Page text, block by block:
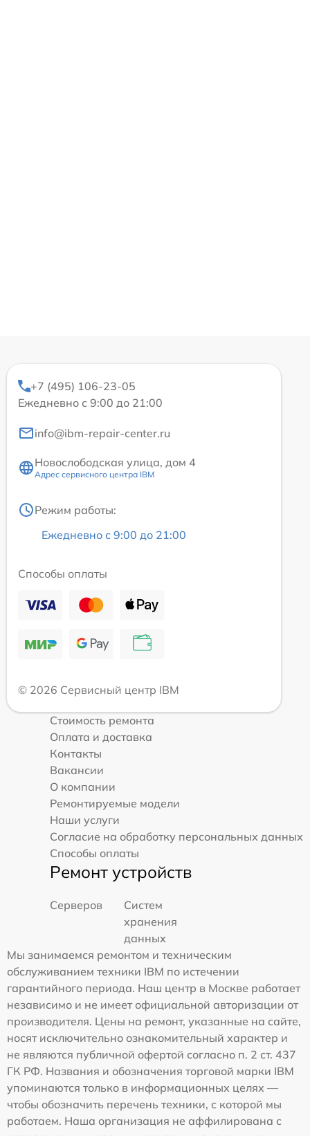
+7 (495) 106-23-05
Ежедневно с 9:00 до 21:00
info@ibm-repair-center.ru
Новослободская улица, дом 4
Адрес сервисного центра IBM
Режим работы:
Ежедневно с 9:00 до 21:00
Способы оплаты
© 2026 Сервисный центр IBM
Стоимость ремонта
Оплата и доставка
Контакты
Вакансии
О компании
Ремонтируемые модели
Наши услуги
Согласие на обработку персональных данных
Способы оплаты
Ремонт устройств
Серверов
Систем
хранения
данных
Мы занимаемся ремонтом и техническим
обслуживанием техники IBM по истечении
гарантийного периода. Наш центр в Москве работает
независимо и не имеет официальной авторизации от
производителя. Цены на ремонт, указанные на сайте,
носят исключительно ознакомительный характер и
не являются публичной офертой согласно п. 2 ст. 437
ГК РФ. Названия и обозначения торговой марки IBM
упоминаются только в информационных целях —
чтобы обозначить перечень техники, с которой мы
работаем. Наша организация не аффилирована с